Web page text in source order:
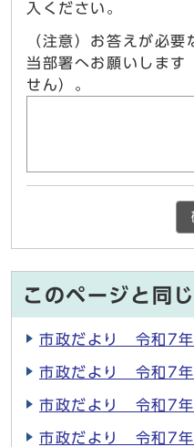
入ください。
（注意）お答えが必
当部署へお願いします
せん）。
このページと同
市政だより 令和7
市政だより 令和7
市政だより 令和7
市政だより 令和7